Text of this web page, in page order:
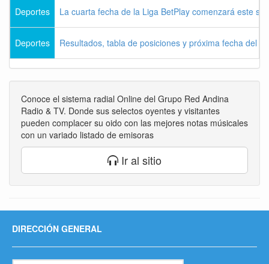
Deportes La cuarta fecha de la Liga BetPlay comenzará este
Deportes Resultados, tabla de posiciones y próxima fecha del
Conoce el sistema radial Online del Grupo Red Andina
Radio & TV. Donde sus selectos oyentes y visitantes
pueden complacer su oido con las mejores notas músicales
con un variado listado de emisoras
Ir al sitio
DIRECCIÓN GENERAL